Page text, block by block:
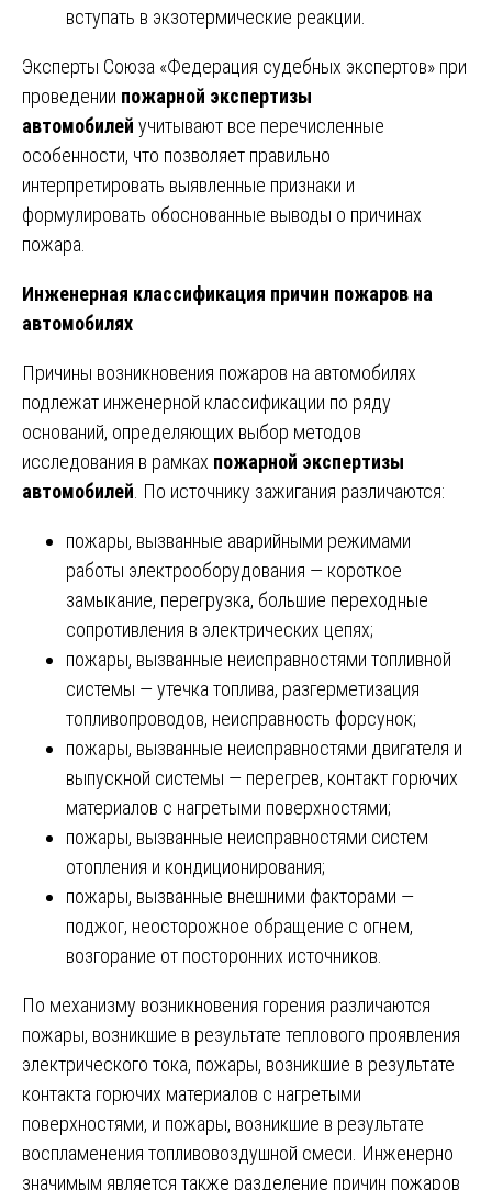
вступать в экзотермические реакции.
Эксперты Союза «Федерация судебных экспертов» при
проведении пожарной экспертизы
автомобилей учитывают все перечисленные
особенности, что позволяет правильно
интерпретировать выявленные признаки и
формулировать обоснованные выводы о причинах
пожара.
Инженерная классификация причин пожаров на
автомобилях
Причины возникновения пожаров на автомобилях
подлежат инженерной классификации по ряду
оснований, определяющих выбор методов
исследования в рамках пожарной экспертизы
автомобилей . По источнику зажигания различаются:
пожары, вызванные аварийными режимами
работы электрооборудования — короткое
замыкание, перегрузка, большие переходные
сопротивления в электрических цепях;
пожары, вызванные неисправностями топливной
системы — утечка топлива, разгерметизация
топливопроводов, неисправность форсунок;
пожары, вызванные неисправностями двигателя и
выпускной системы — перегрев, контакт горючих
материалов с нагретыми поверхностями;
пожары, вызванные неисправностями систем
отопления и кондиционирования;
пожары, вызванные внешними факторами —
поджог, неосторожное обращение с огнем,
возгорание от посторонних источников.
По механизму возникновения горения различаются
пожары, возникшие в результате теплового проявления
электрического тока, пожары, возникшие в результате
контакта горючих материалов с нагретыми
поверхностями, и пожары, возникшие в результате
воспламенения топливовоздушной смеси. Инженерно
значимым является также разделение причин пожаров